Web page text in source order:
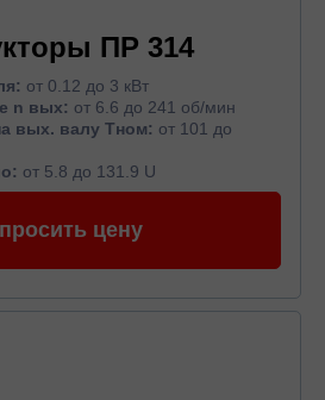
ПР 314
от 0.12 до 3 кВт
n вых: от 6.6 до 241 об/мин
вых. валу Тном: от 101 до
от 5.8 до 131.9 U
цену